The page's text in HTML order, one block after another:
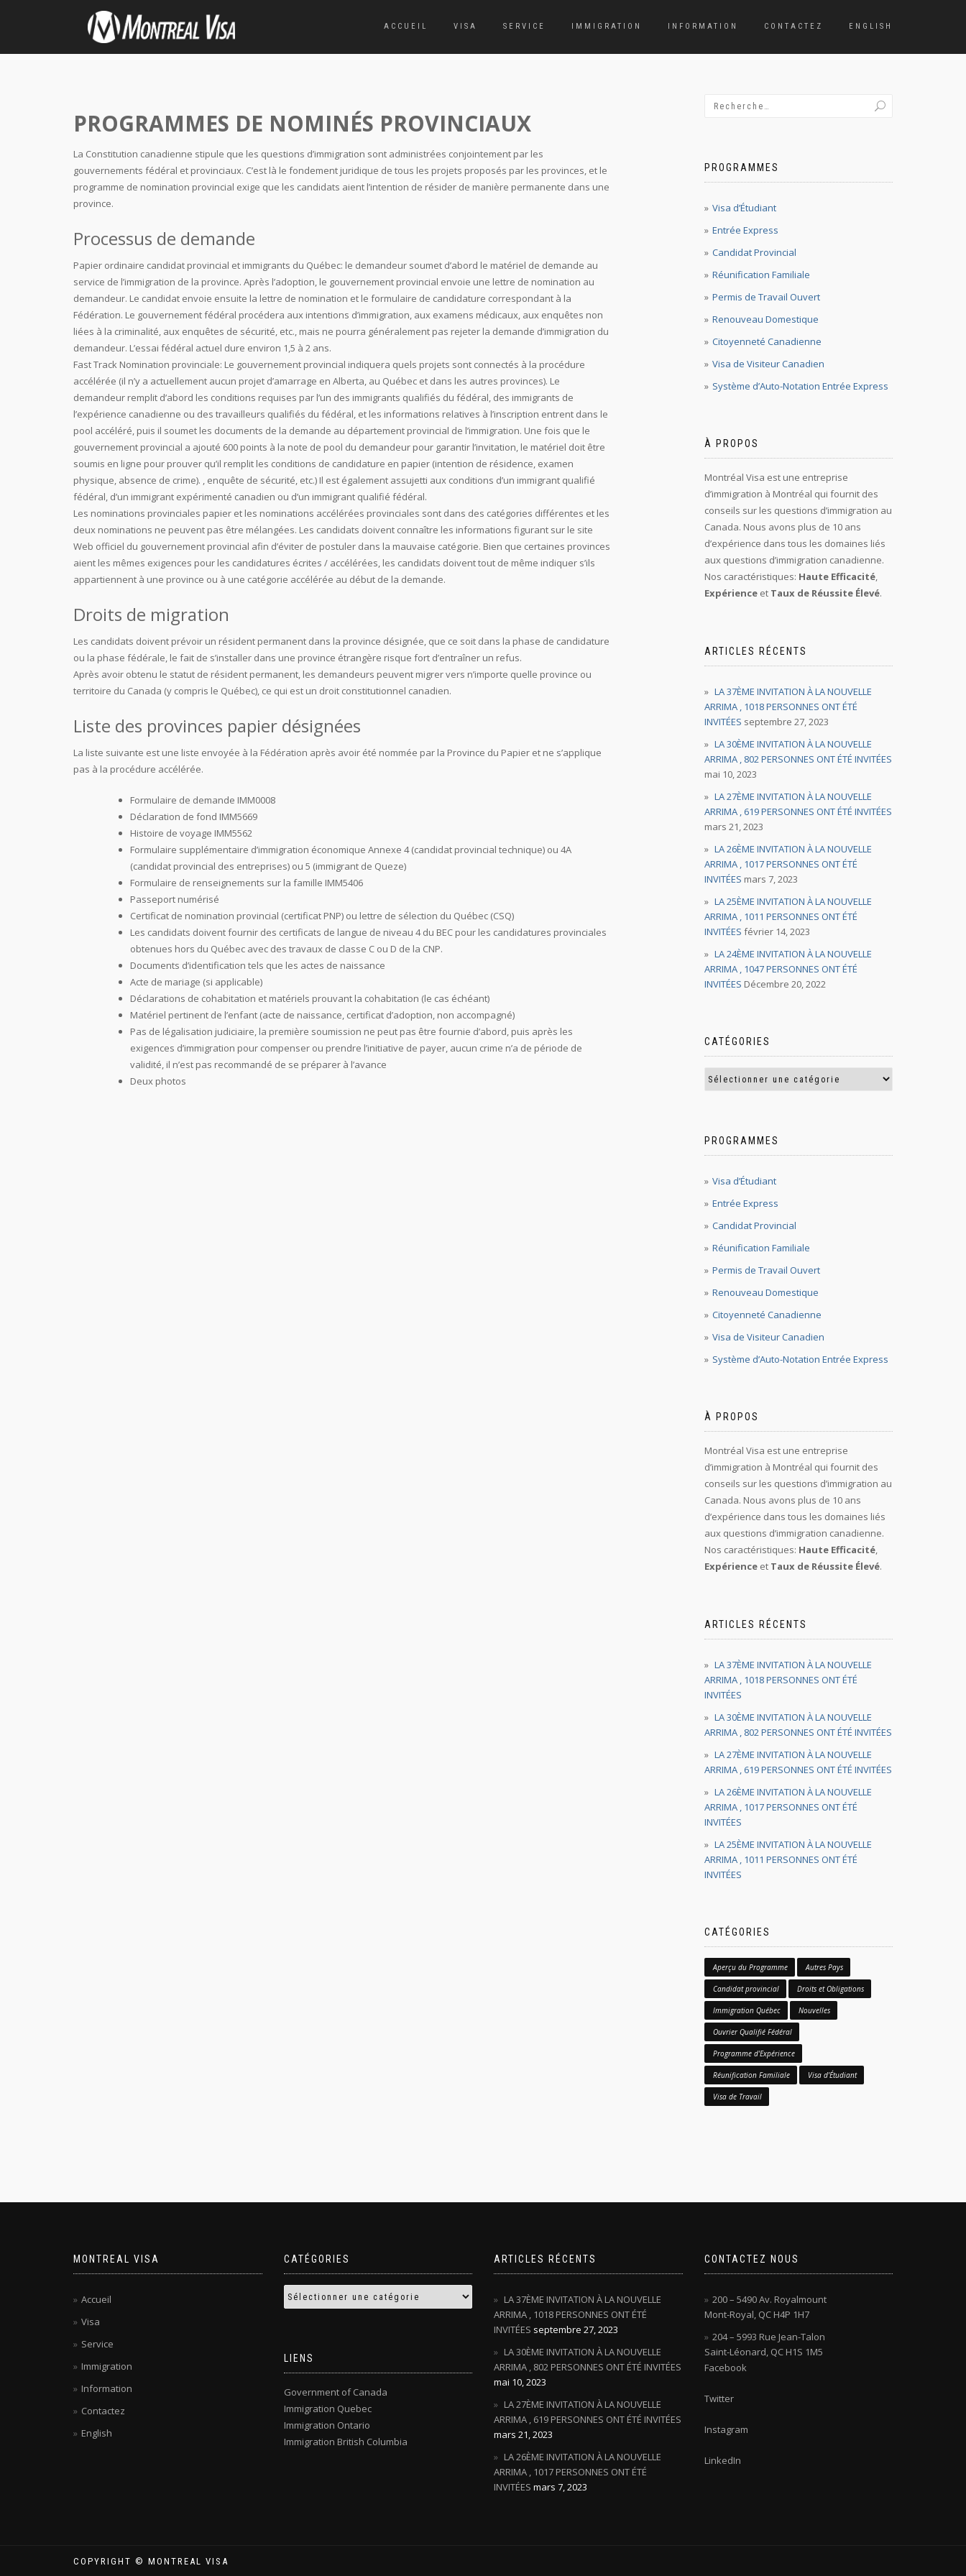
ACCUEIL VISA SERVICE IMMIGRATION INFORMATION CONTACTEZ ENGLISH
PROGRAMMES DE NOMINÉS PROVINCIAUX
La Constitution canadienne stipule que les questions d’immigration sont administrées conjointement par les
gouvernements fédéral et provinciaux. C’est là le fondement juridique de tous les projets proposés par les provinces, et le
programme de nomination provincial exige que les candidats aient l’intention de résider de manière permanente dans une
province.
Processus de demande
Papier ordinaire candidat provincial et immigrants du Québec: le demandeur soumet d’abord le matériel de demande au
service de l’immigration de la province. Après l’adoption, le gouvernement provincial envoie une lettre de nomination au
demandeur. Le candidat envoie ensuite la lettre de nomination et le formulaire de candidature correspondant à la
Fédération. Le gouvernement fédéral procédera aux intentions d’immigration, aux examens médicaux, aux enquêtes non
liées à la criminalité, aux enquêtes de sécurité, etc., mais ne pourra généralement pas rejeter la demande d’immigration du
demandeur. L’essai fédéral actuel dure environ 1,5 à 2 ans.
Fast Track Nomination provinciale: Le gouvernement provincial indiquera quels projets sont connectés à la procédure
accélérée (il n’y a actuellement aucun projet d’amarrage en Alberta, au Québec et dans les autres provinces). Le
demandeur remplit d’abord les conditions requises par l’un des immigrants qualifiés du fédéral, des immigrants de
l’expérience canadienne ou des travailleurs qualifiés du fédéral, et les informations relatives à l’inscription entrent dans le
pool accéléré, puis il soumet les documents de la demande au département provincial de l’immigration. Une fois que le
gouvernement provincial a ajouté 600 points à la note de pool du demandeur pour garantir l’invitation, le matériel doit être
soumis en ligne pour prouver qu’il remplit les conditions de candidature en papier (intention de résidence, examen
physique, absence de crime). , enquête de sécurité, etc.) Il est également assujetti aux conditions d’un immigrant qualifié
fédéral, d’un immigrant expérimenté canadien ou d’un immigrant qualifié fédéral.
Les nominations provinciales papier et les nominations accélérées provinciales sont dans des catégories différentes et les
deux nominations ne peuvent pas être mélangées. Les candidats doivent connaître les informations figurant sur le site
Web officiel du gouvernement provincial afin d’éviter de postuler dans la mauvaise catégorie. Bien que certaines provinces
aient les mêmes exigences pour les candidatures écrites / accélérées, les candidats doivent tout de même indiquer s’ils
appartiennent à une province ou à une catégorie accélérée au début de la demande.
Droits de migration
Les candidats doivent prévoir un résident permanent dans la province désignée, que ce soit dans la phase de candidature
ou la phase fédérale, le fait de s’installer dans une province étrangère risque fort d’entraîner un refus.
Après avoir obtenu le statut de résident permanent, les demandeurs peuvent migrer vers n’importe quelle province ou
territoire du Canada (y compris le Québec), ce qui est un droit constitutionnel canadien.
Liste des provinces papier désignées
La liste suivante est une liste envoyée à la Fédération après avoir été nommée par la Province du Papier et ne s’applique
pas à la procédure accélérée.
Formulaire de demande IMM0008
Déclaration de fond IMM5669
Histoire de voyage IMM5562
Formulaire supplémentaire d’immigration économique Annexe 4 (candidat provincial technique) ou 4A
(candidat provincial des entreprises) ou 5 (immigrant de Queze)
Formulaire de renseignements sur la famille IMM5406
Passeport numérisé
Certificat de nomination provincial (certificat PNP) ou lettre de sélection du Québec (CSQ)
Les candidats doivent fournir des certificats de langue de niveau 4 du BEC pour les candidatures provinciales
obtenues hors du Québec avec des travaux de classe C ou D de la CNP.
Documents d’identification tels que les actes de naissance
Acte de mariage (si applicable)
Déclarations de cohabitation et matériels prouvant la cohabitation (le cas échéant)
Matériel pertinent de l’enfant (acte de naissance, certificat d’adoption, non accompagné)
Pas de légalisation judiciaire, la première soumission ne peut pas être fournie d’abord, puis après les
exigences d’immigration pour compenser ou prendre l’initiative de payer, aucun crime n’a de période de
validité, il n’est pas recommandé de se préparer à l’avance
Deux photos
PROGRAMMES
Visa d’Étudiant
Entrée Express
Candidat Provincial
Réunification Familiale
Permis de Travail Ouvert
Renouveau Domestique
Citoyenneté Canadienne
Visa de Visiteur Canadien
Système d’Auto-Notation Entrée Express
À PROPOS
Montréal Visa est une entreprise
d’immigration à Montréal qui fournit des
conseils sur les questions d’immigration au
Canada. Nous avons plus de 10 ans
d’expérience dans tous les domaines liés
aux questions d’immigration canadienne.
Nos caractéristiques: Haute Efficacité,
Expérienceet Taux de Réussite Élevé.
ARTICLES RÉCENTS
LA 37ÈME INVITATION À LA NOUVELLE
ARRIMA , 1018 PERSONNES ONT ÉTÉ
INVITÉES septembre 27, 2023
LA 30ÈME INVITATION À LA NOUVELLE
ARRIMA , 802 PERSONNES ONT ÉTÉ INVITÉES
mai 10, 2023
LA 27ÈME INVITATION À LA NOUVELLE
ARRIMA , 619 PERSONNES ONT ÉTÉ INVITÉES
mars 21, 2023
LA 26ÈME INVITATION À LA NOUVELLE
ARRIMA , 1017 PERSONNES ONT ÉTÉ
INVITÉES mars 7, 2023
LA 25ÈME INVITATION À LA NOUVELLE
ARRIMA , 1011 PERSONNES ONT ÉTÉ
INVITÉES février 14, 2023
LA 24ÈME INVITATION À LA NOUVELLE
ARRIMA , 1047 PERSONNES ONT ÉTÉ
INVITÉES Décembre 20, 2022
CATÉGORIES
PROGRAMMES
Visa d’Étudiant
Entrée Express
Candidat Provincial
Réunification Familiale
Permis de Travail Ouvert
Renouveau Domestique
Citoyenneté Canadienne
Visa de Visiteur Canadien
Système d’Auto-Notation Entrée Express
À PROPOS
Montréal Visa est une entreprise
d’immigration à Montréal qui fournit des
conseils sur les questions d’immigration au
Canada. Nous avons plus de 10 ans
d’expérience dans tous les domaines liés
aux questions d’immigration canadienne.
Nos caractéristiques: Haute Efficacité,
Expérienceet Taux de Réussite Élevé.
ARTICLES RÉCENTS
LA 37ÈME INVITATION À LA NOUVELLE
ARRIMA , 1018 PERSONNES ONT ÉTÉ
INVITÉES
LA 30ÈME INVITATION À LA NOUVELLE
ARRIMA , 802 PERSONNES ONT ÉTÉ INVITÉES
LA 27ÈME INVITATION À LA NOUVELLE
ARRIMA , 619 PERSONNES ONT ÉTÉ INVITÉES
LA 26ÈME INVITATION À LA NOUVELLE
ARRIMA , 1017 PERSONNES ONT ÉTÉ
INVITÉES
LA 25ÈME INVITATION À LA NOUVELLE
ARRIMA , 1011 PERSONNES ONT ÉTÉ
INVITÉES
CATÉGORIES
Aperçu du Programme Autres Pays
Candidat provincial Droits et Obligations
Immigration Québec Nouvelles
Ouvrier Qualifié Fédéral
Programme d'Expérience
Réunification Familiale Visa d'Étudiant
Visa de Travail
MONTREAL VISA
Accueil
Visa
Service
Immigration
Information
Contactez
English
CATÉGORIES
LIENS
Government of Canada
Immigration Quebec
Immigration Ontario
Immigration British Columbia
ARTICLES RÉCENTS
LA 37ÈME INVITATION À LA NOUVELLE
ARRIMA , 1018 PERSONNES ONT ÉTÉ
INVITÉES septembre 27, 2023
LA 30ÈME INVITATION À LA NOUVELLE
ARRIMA , 802 PERSONNES ONT ÉTÉ INVITÉES
mai 10, 2023
LA 27ÈME INVITATION À LA NOUVELLE
ARRIMA , 619 PERSONNES ONT ÉTÉ INVITÉES
mars 21, 2023
LA 26ÈME INVITATION À LA NOUVELLE
ARRIMA , 1017 PERSONNES ONT ÉTÉ
INVITÉES mars 7, 2023
CONTACTEZ NOUS
200 – 5490 Av. Royalmount
Mont-Royal, QC H4P 1H7
204 – 5993 Rue Jean-Talon
Saint-Léonard, QC H1S 1M5
Facebook
Twitter
Instagram
LinkedIn
COPYRIGHT © MONTREAL VISA